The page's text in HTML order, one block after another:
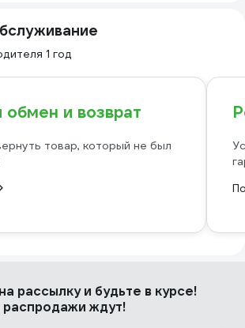
1 год
обмен и возврат
товар, который не был
на рассылкуи будьте в курсе!
распродажи ждут!